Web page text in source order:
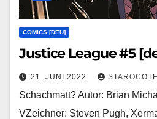
COMICS [DEU]
Justice League #5
21. JUNI 2022
Schachmatt? Autor: Brian
VZeichner: Steven Pugh,